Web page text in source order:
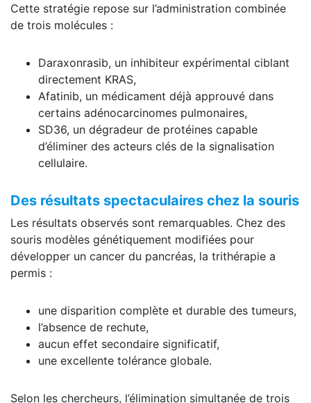
Cette stratégie repose sur l’administration combinée
de trois molécules :
Daraxonrasib, un inhibiteur expérimental ciblant
directement KRAS,
Afatinib, un médicament déjà approuvé dans
certains adénocarcinomes pulmonaires,
SD36, un dégradeur de protéines capable
d’éliminer des acteurs clés de la signalisation
cellulaire.
Des résultats spectaculaires chez la souris
Les résultats observés sont remarquables. Chez des
souris modèles génétiquement modifiées pour
développer un cancer du pancréas, la trithérapie a
permis :
une disparition complète et durable des tumeurs,
l’absence de rechute,
aucun effet secondaire significatif,
une excellente tolérance globale.
Selon les chercheurs, l’élimination simultanée de trois